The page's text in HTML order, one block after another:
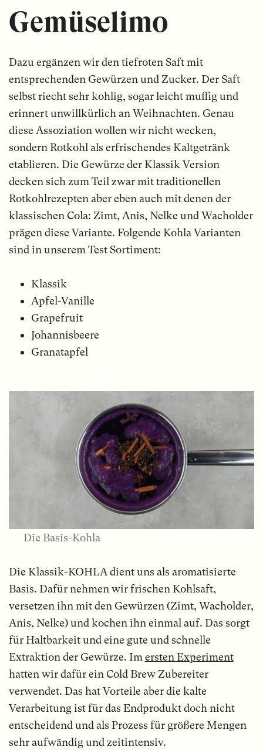
Gemüselimo
Dazu ergänzen wir den tiefroten Saft mit
entsprechenden Gewürzen und Zucker. Der Saft
selbst riecht sehr kohlig, sogar leicht muffig und
erinnert unwillkürlich an Weihnachten. Genau
diese Assoziation wollen wir nicht wecken,
sondern Rotkohl als erfrischendes Kaltgetränk
etablieren. Die Gewürze der Klassik Version
decken sich zum Teil zwar mit traditionellen
Rotkohlrezepten aber eben auch mit denen der
klassischen Cola: Zimt, Anis, Nelke und Wacholder
prägen diese Variante. Folgende Kohla Varianten
sind in unserem Test Sortiment:
Klassik
Apfel-Vanille
Grapefruit
Johannisbeere
Granatapfel
Die Basis-Kohla
Die Klassik-KOHLA dient uns als aromatisierte
Basis. Dafür nehmen wir frischen Kohlsaft,
versetzen ihn mit den Gewürzen (Zimt, Wacholder,
Anis, Nelke) und kochen ihn einmal auf. Das sorgt
für Haltbarkeit und eine gute und schnelle
Extraktion der Gewürze. Im ersten Experiment
hatten wir dafür ein Cold Brew Zubereiter
verwendet. Das hat Vorteile aber die kalte
Verarbeitung ist für das Endprodukt doch nicht
entscheidend und als Prozess für größere Mengen
sehr aufwändig und zeitintensiv.